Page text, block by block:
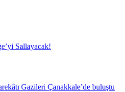
Sallayacak!
Gazileri Çanakkale’de buluştu